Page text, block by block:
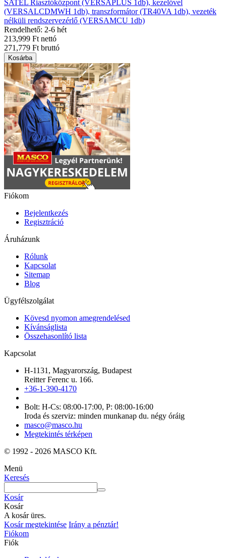
SATEL Riasztóközpont (VERSAPLUS 1db), kezelővel
(VERSALCDMWH 1db), transzformátor (TR40VA 1db), vezeték
nélküli rendszervezérlő (VERSAMCU 1db)
Rendelhető: 2-6 hét
213,999 Ft nettó
271,779 Ft bruttó
Kosárba
Fiókom
Bejelentkezés
Regisztráció
Áruházunk
Rólunk
Kapcsolat
Sitemap
Blog
Ügyfélszolgálat
Kövesd nyomon amegrendelésed
Kívánságlista
Összehasonlító lista
Kapcsolat
H-1131, Magyarország, Budapest
Reitter Ferenc u. 166.
+36-1-390-4170
Bolt: H-Cs: 08:00-17:00, P: 08:00-16:00
Iroda és szerviz: minden munkanap du. négy óráig
masco@masco.hu
Megtekintés térképen
© 1992 - 2026 MASCO Kft.
Menü
Keresés
Kosár
Kosár
A kosár üres.
Kosár megtekintése Irány a pénztár!
Fiókom
Fiók